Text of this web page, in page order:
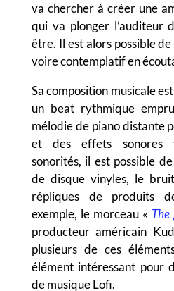
va chercher à créer une
qui va plonger l’auditeur
être. Il est alors possible
voire contemplatif en
Sa composition musicale
un beat rythmique
mélodie de piano distante
et des effets sonores
sonorités, il est possible
de disque vinyles, le
répliques de produits
exemple, le morceau « The
producteur américain
plusieurs de ces
élément intéressant pour
de musique Lofi.